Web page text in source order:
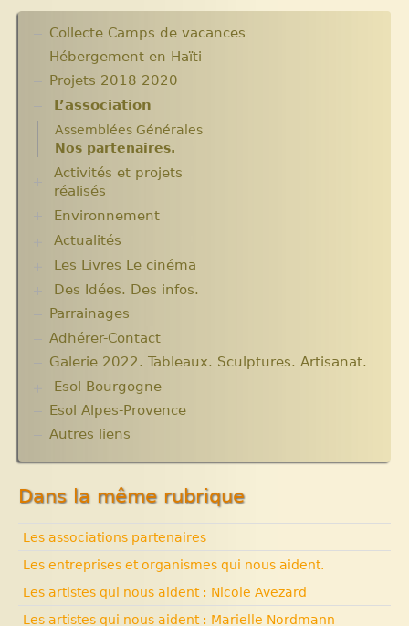
Collecte Camps de vacances
Hébergement en Haïti
Projets 2018 2020
L’association
Assemblées Générales
Nos partenaires.
Activités et projets
réalisés
Ecole Massawist. Verrettes. Agrandissement et
modernisation.
Archives
Aide en nature : Containers
Années 2010 2012
Projets et bilans années 2013 / 2014
Environnement
Plantes pour Haïti
Solidarité et environnement
Actualités
Chroniques du séjour Août 2017
Chroniques du séjour Juillet 2016
Les micro-crédits
Les Livres Le cinéma
Critiques et notes de lecture
Des Idées. Des infos.
Changer le monde. Réflexions sur l’aide
internationale. 5 articles
Lutter contre l’extrême pauvreté. Victimes et
acteurs.10 articles.
Solidarité internationale. Autour d’Haïti.
Cité Soleil.
Histoire d’Haïti. Histoire et Vaudou.
Parrainages
Adhérer-Contact
Galerie 2022. Tableaux. Sculptures. Artisanat.
Esol Bourgogne
ACTUALITES
Archives
Esol Alpes-Provence
Autres liens
Dans la même rubrique
Les associations partenaires
Les entreprises et organismes qui nous aident.
Les artistes qui nous aident : Nicole Avezard
Les artistes qui nous aident : Marielle Nordmann